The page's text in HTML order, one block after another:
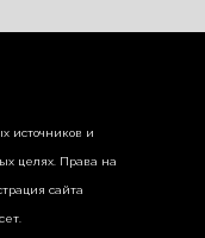
источников и
целях. Права на
сайта